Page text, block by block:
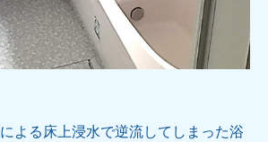
よる床上浸水で逆流してしまった浴